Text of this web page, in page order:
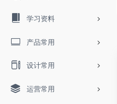
学习资料
产品常用
设计常用
运营常用